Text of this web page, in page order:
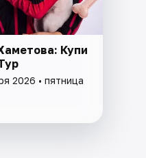
Купи
2026 • пятница